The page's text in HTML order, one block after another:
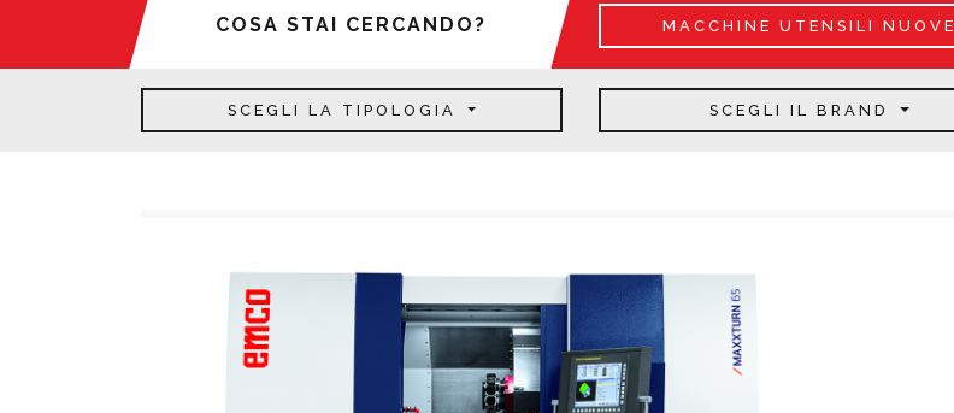
COSA STAI CERCANDO? MACCHINE UTENSILI NUOVE
SCEGLI LA TIPOLOGIA SCEGLI IL BRAND